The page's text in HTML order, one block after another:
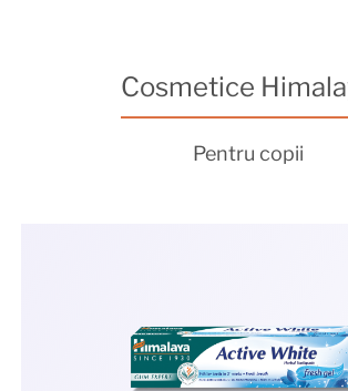
Cosmetice
Pentru copii